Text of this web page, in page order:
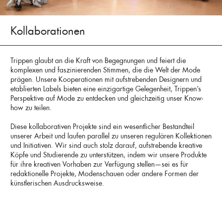
Kollaborationen
Trippen glaubt an die Kraft von Begegnungen und feiert die
komplexen und faszinierenden Stimmen, die die Welt der Mode
prägen. Unsere Kooperationen mit aufstrebenden Designern und
etablierten Labels bieten eine einzigartige Gelegenheit, Trippen’s
Perspektive auf Mode zu entdecken und gleichzeitig unser Know-
how zu teilen.
Diese kollaborativen Projekte sind ein wesentlicher Bestandteil
unserer Arbeit und laufen parallel zu unseren regulären Kollektionen
und Initiativen. Wir sind auch stolz darauf, aufstrebende kreative
Köpfe und Studierende zu unterstützen, indem wir unsere Produkte
für ihre kreativen Vorhaben zur Verfügung stellen—sei es für
redaktionelle Projekte, Modenschauen oder andere Formen der
künstlerischen Ausdrucksweise.